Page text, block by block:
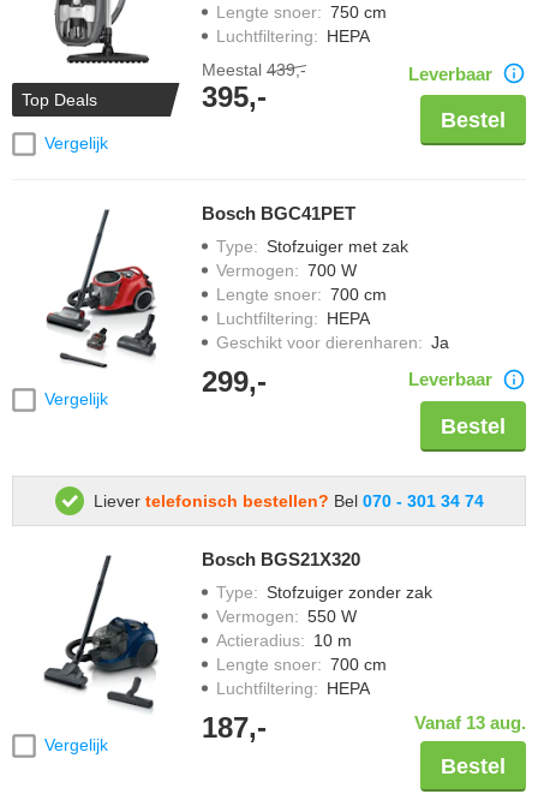
Top Deals
Vergelijk
Lengte snoer: 750 cm
Luchtfiltering: HEPA
Meestal 439,-
395,-
Leverbaar
Bestel
Vergelijk
Bosch BGC41PET
Type: Stofzuiger met zak
Vermogen: 700 W
Lengte snoer: 700 cm
Luchtfiltering: HEPA
Geschikt voor dierenharen: Ja
299,- Leverbaar
Bestel
Liever telefonisch bestellen? Bel 070 - 301 34 74
Vergelijk
Bosch BGS21X320
Type: Stofzuiger zonder zak
Vermogen: 550 W
Actieradius: 10 m
Lengte snoer: 700 cm
Luchtfiltering: HEPA
187,- Vanaf 13 aug.
Bestel